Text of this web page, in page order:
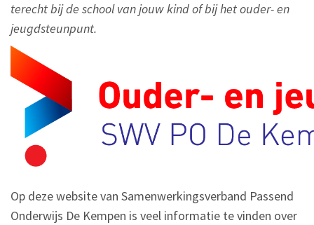
terecht bij de school van jouw kind of bij het ouder- en
jeugdsteunpunt.
Op deze website van Samenwerkingsverband Passend
Onderwijs De Kempen is veel informatie te vinden over